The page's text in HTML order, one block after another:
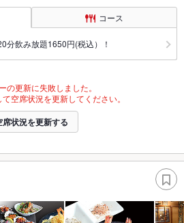
コース
分飲み放題1650円(税込）！
の更新に失敗しました。
空席状況を更新してください。
席状況を更新する